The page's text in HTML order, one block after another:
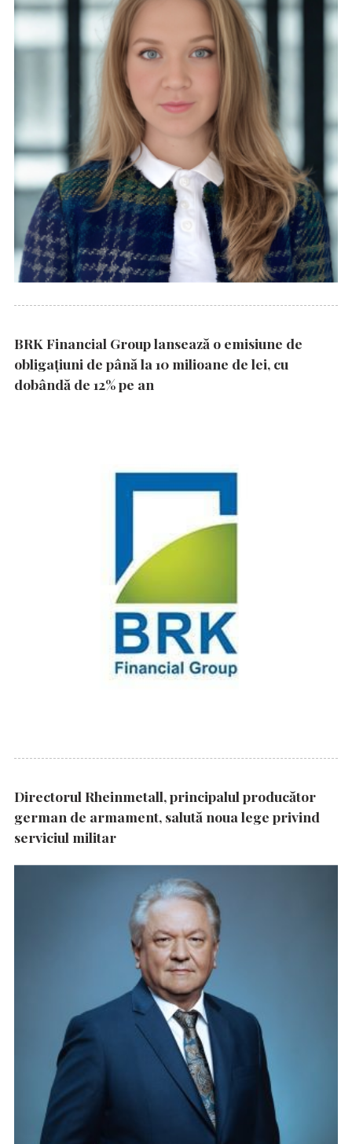
BRK Financial Group lansează o emisiune de
obligațiuni de până la 10 milioane de lei, cu
dobândă de 12% pe an
Directorul Rheinmetall, principalul producător
german de armament, salută noua lege privind
serviciul militar